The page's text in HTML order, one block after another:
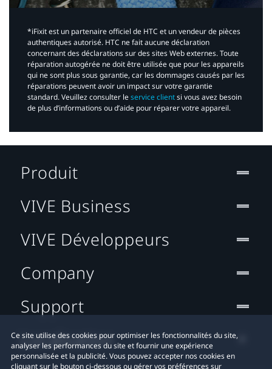
*iFixit est un partenaire officiel de HTC et un vendeur de pièces
authentiques autorisé. HTC ne fait aucune déclaration
concernant des déclarations sur des sites Web externes. Toute
réparation autogérée ne doit être utilisée que pour les appareils
qui ne sont plus sous garantie, car les dommages causés par les
réparations peuvent avoir un impact sur votre garantie
standard. Veuillez consulter leservice clientsi vous avez besoin
de plus d’informations ou d’aide pour réparer votre appareil.​
Ce site utilise des cookies pour optimiser les fonctionnalités du site,
analyser les performances du site et fournir une expérience
personnalisée et la publicité. Vous pouvez accepter nos cookies en
cliquant sur le bouton ci-dessous ou gérer vos préférences sur
Produit
VIVE Business
VIVE Développeurs
Company
Support
Localisation